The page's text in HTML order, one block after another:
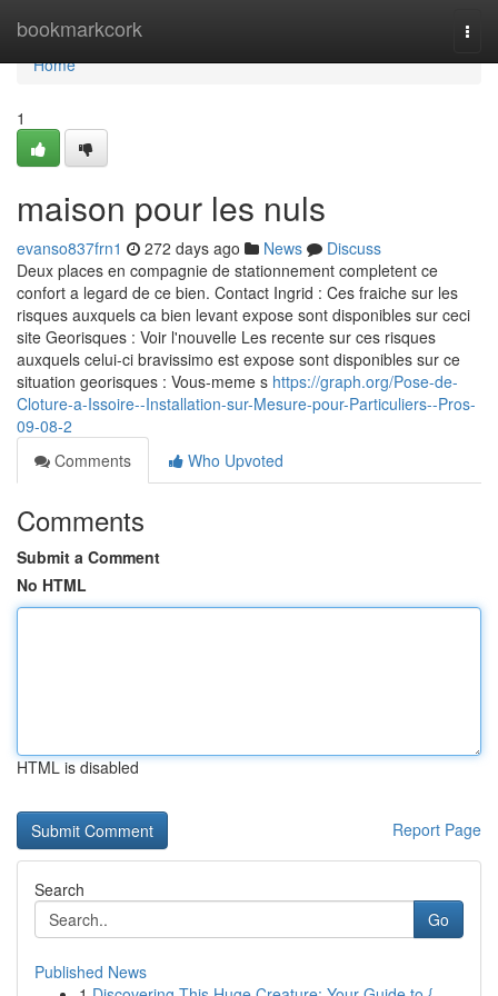
bookmarkcork
Home
Home
1
maison pour les nuls
evanso837frn1 272 days ago News
Discuss
Deux places en compagnie de stationnement completent ce
confort a legard de ce bien. Contact Ingrid : Ces fraiche sur les
risques auxquels ca bien levant expose sont disponibles sur ceci
site Georisques : Voir l'nouvelle Les recente sur ces risques
auxquels celui-ci bravissimo est expose sont disponibles sur ce
situation georisques : Vous-meme s https://graph.org/Pose-de-
Cloture-a-Issoire--Installation-sur-Mesure-pour-Particuliers--Pros-
09-08-2
Comments
Who Upvoted
Comments
Submit a Comment
No HTML
HTML is disabled
Report Page
Search
Go
Published News